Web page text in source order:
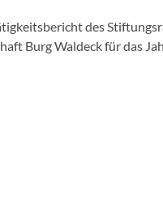
des
Burg Waldeck für das